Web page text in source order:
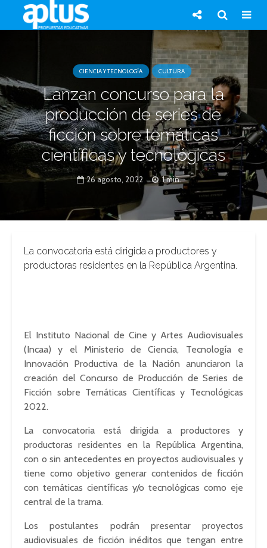
CIENCIA Y TECNOLOGÍA CULTURA
Lanzan concurso para la
producción de series de
ficción sobre temáticas
científicas y tecnológicas
26 agosto, 2022 1 min.
La convocatoria está dirigida a productores y
productoras residentes en la República Argentina.
El Instituto Nacional de Cine y Artes Audiovisuales
(Incaa) y el Ministerio de Ciencia, Tecnología e
Innovación Productiva de la Nación anunciaron la
creación del Concurso de Producción de Series de
Ficción sobre Temáticas Científicas y Tecnológicas
2022.
La convocatoria está dirigida a productores y
productoras residentes en la República Argentina,
con o sin antecedentes en proyectos audiovisuales y
tiene como objetivo generar contenidos de ficción
con temáticas científicas y/o tecnológicas como eje
central de la trama.
Los postulantes podrán presentar proyectos
audiovisuales de ficción inéditos que tengan entre